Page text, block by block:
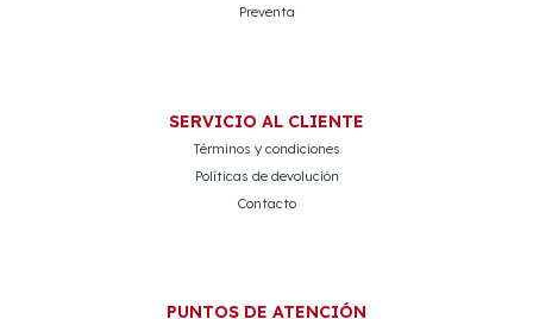
Preventa
SERVICIO AL CLIENTE
Términos y condiciones
Políticas de devolución
Contacto
PUNTOS DE ATENCIÓN